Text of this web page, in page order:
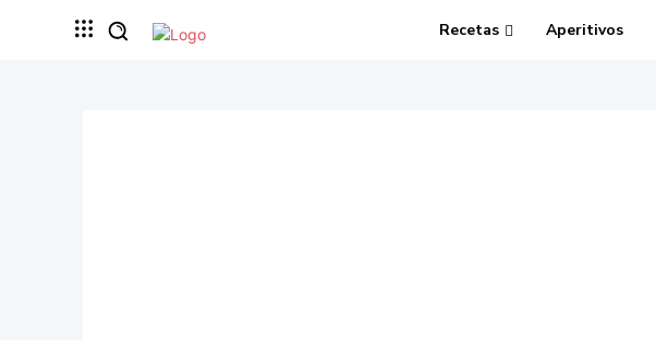
Recetas Aperitivos